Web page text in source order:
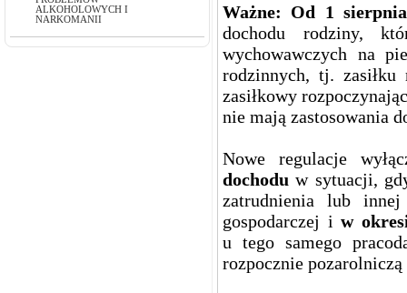
ALKOHOLOWYCH I
NARKOMANII
Ważne: Od 1
dochodu rodziny,
wychowawczych na
rodzinnych, tj. zasiłku
zasiłkowy
nie mają zastosowania
Nowe regulacje
dochodu w sytuacji,
zatrudnienia lub
gospodarczej iw
u tego samego
rozpocznie pozarolniczą